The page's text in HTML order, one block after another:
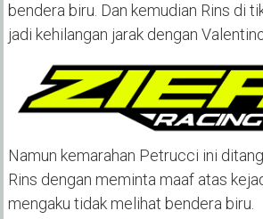
bendera biru. Dan kemudian Rins di
jadi kehilangan jarak dengan
Namun kemarahan Petrucci ini
Rins dengan meminta maaf atas
mengaku tidak melihat bendera biru.